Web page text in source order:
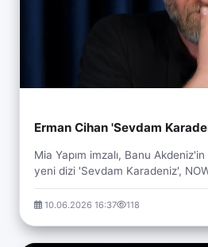
Erman Cihan 'Sevdam
Mia Yapım imzalı, Banu Akdeniz'in
yeni dizi 'Sevdam Karadeniz',
izleyiciyle buluşmaya
10.06.2026 16:37 118